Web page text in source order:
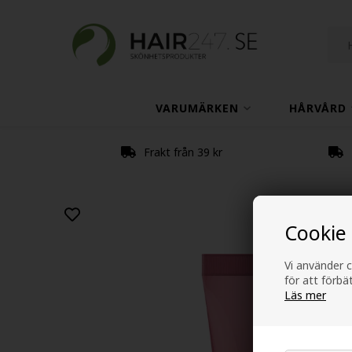
Vi använder
för att
Läs mer
VARUMÄRKEN HÅRVÅRD
Frakt från 39 kr